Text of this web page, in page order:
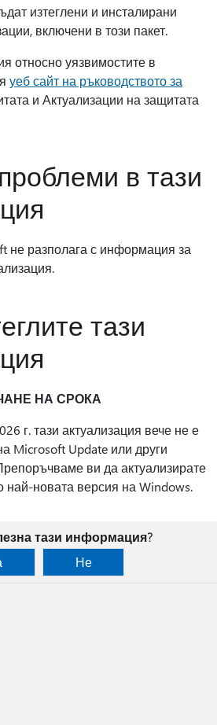
изтеглени и инсталирани
включени в този пакет.
относно уязвимостите в
уеб сайт на ръководството за
и Актуализации на защитата
в тази
не разполага с информация за
тази
НА СРОКА
г. тази актуализация вече не е
Microsoft Update или други
ви да актуализирате
най-новата версия на Windows.
тази информация?
Не